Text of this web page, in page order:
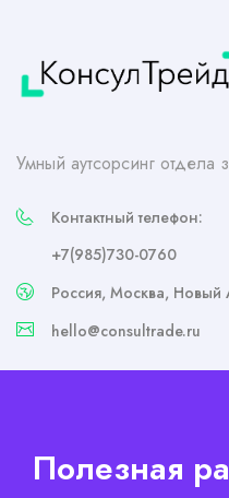
Умный аутсорсинг отдела
Контактный телефон:
+7(985)730-0760
Россия, Москва, Новый
hello@consultrade.ru
Полезная